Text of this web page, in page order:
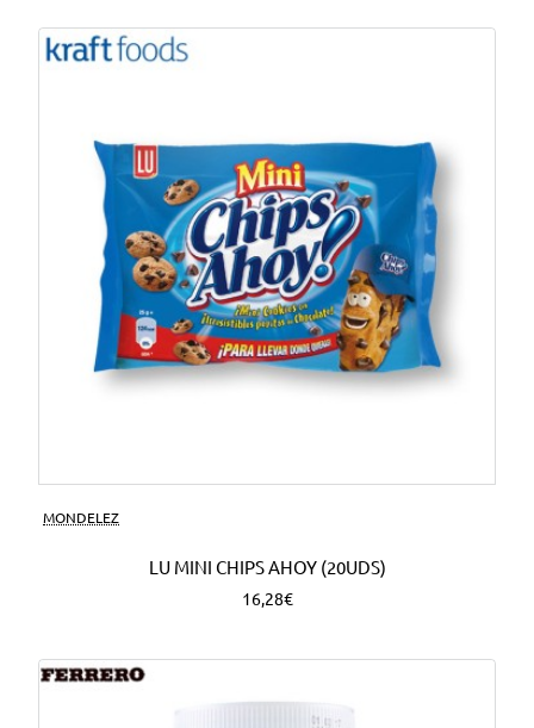
MONDELEZ
LU MINI CHIPS AHOY (20UDS)
16,28€